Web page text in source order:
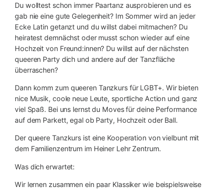
Du wolltest schon immer Paartanz ausprobieren und es
gab nie eine gute Gelegenheit? Im Sommer wird an jeder
Ecke Latin getanzt und du willst dabei mitmachen? Du
heiratest demnächst oder musst schon wieder auf eine
Hochzeit von Freund:innen? Du willst auf der nächsten
queeren Party dich und andere auf der Tanzfläche
überraschen?
Dann komm zum queeren Tanzkurs für LGBT+. Wir bieten
nice Musik, coole neue Leute, sportliche Action und ganz
viel Spaß. Bei uns lernst du Moves für deine Performance
auf dem Parkett, egal ob Party, Hochzeit oder Ball.
Der queere Tanzkurs ist eine Kooperation von vielbunt mit
dem Familienzentrum im Heiner Lehr Zentrum.
Was dich erwartet:
Wir lernen zusammen ein paar Klassiker wie beispielsweise